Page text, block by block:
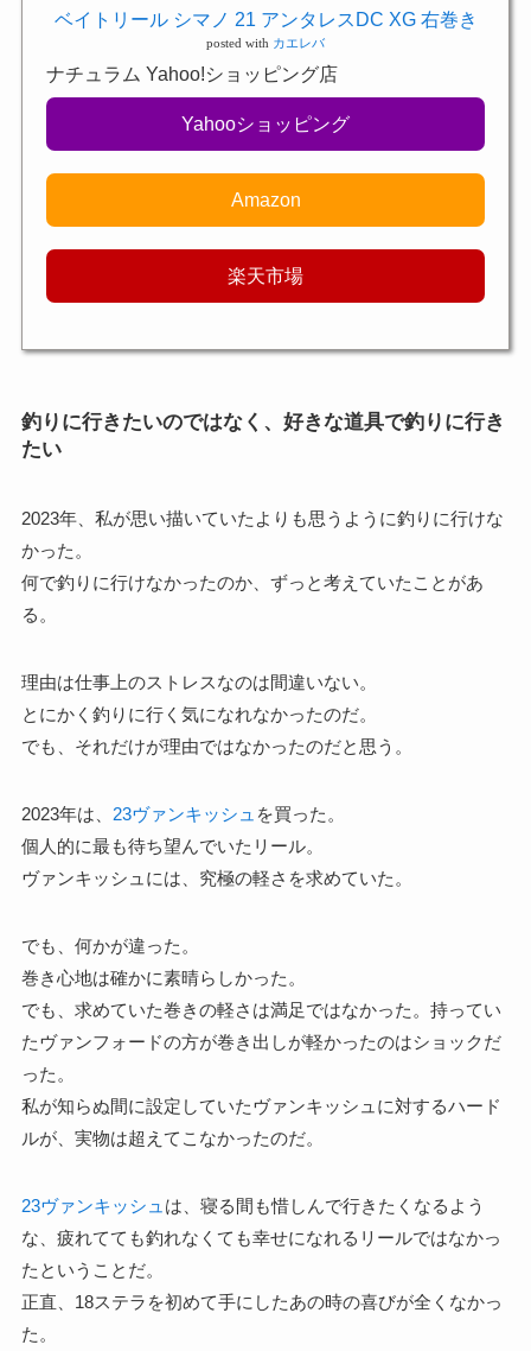
ベイトリール シマノ 21 アンタレスDC XG 右巻き
posted with カエレバ
ナチュラム Yahoo!ショッピング店
Yahooショッピング
Amazon
楽天市場
釣りに行きたいのではなく、好きな道具で釣りに行き
たい
2023年、私が思い描いていたよりも思うように釣りに行けな
かった。
何で釣りに行けなかったのか、ずっと考えていたことがあ
る。
理由は仕事上のストレスなのは間違いない。
とにかく釣りに行く気になれなかったのだ。
でも、それだけが理由ではなかったのだと思う。
2023年は、 23ヴァンキッシュ を買った。
個人的に最も待ち望んでいたリール。
ヴァンキッシュには、究極の軽さを求めていた。
でも、何かが違った。
巻き心地は確かに素晴らしかった。
でも、求めていた巻きの軽さは満足ではなかった。持ってい
たヴァンフォードの方が巻き出しが軽かったのはショックだ
った。
私が知らぬ間に設定していたヴァンキッシュに対するハード
ルが、実物は超えてこなかったのだ。
23ヴァンキッシュ は、寝る間も惜しんで行きたくなるよう
な、疲れてても釣れなくても幸せになれるリールではなかっ
たということだ。
正直、18ステラを初めて手にしたあの時の喜びが全くなかっ
た。